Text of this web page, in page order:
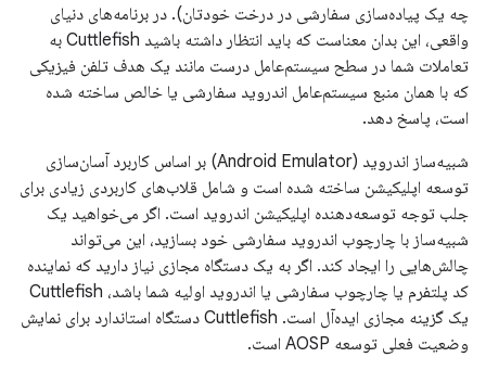
چه یک پیاده‌سازی سفارشی در درخت خودتان). در برنامه‌های دنیای
واقعی، این بدان معناست که باید انتظار داشته باشید Cuttlefish به
تعاملات شما در سطح سیستم‌عامل درست مانند یک هدف تلفن فیزیکی
که با همان منبع سیستم‌عامل اندروید سفارشی یا خالص ساخته شده
است، پاسخ دهد.
شبیه‌ساز اندروید (Android Emulator) بر اساس کاربرد آسان‌سازی
توسعه اپلیکیشن ساخته شده است و شامل قلاب‌های کاربردی زیادی برای
جلب توجه توسعه‌دهنده اپلیکیشن اندروید است. اگر می‌خواهید یک
شبیه‌ساز با چارچوب اندروید سفارشی خود بسازید، این می‌تواند
چالش‌هایی را ایجاد کند. اگر به یک دستگاه مجازی نیاز دارید که نماینده
کد پلتفرم یا چارچوب سفارشی یا اندروید اولیه شما باشد، Cuttlefish
یک گزینه مجازی ایده‌آل است. Cuttlefish دستگاه استاندارد برای نمایش
وضعیت فعلی توسعه AOSP است.